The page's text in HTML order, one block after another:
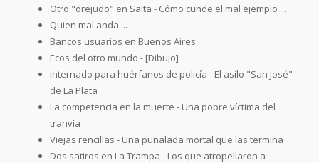
Otro "orejudo" en Salta - Cómo cunde el mal ejemplo ...
Quien mal anda ...
Bancos usuarios en Buenos Aires
Ecos del otro mundo - [Dibujo]
Internado para huérfanos de policía - El asilo "San José"
de La Plata
La competencia en la muerte - Una pobre víctima del
tranvía
Viejas rencillas - Una puñalada mortal que las termina
Dos satiros en La Trampa - Los que atropellaron a